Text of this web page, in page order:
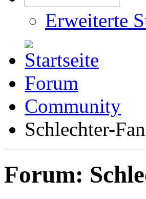
Erweiterte
Forum
Community
Schlechter-
Forum: